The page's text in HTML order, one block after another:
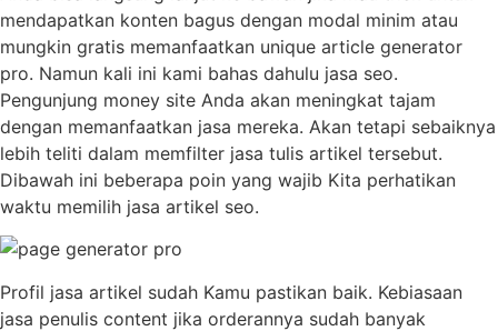
mendapatkan konten bagus dengan modal minim atau
mungkin gratis memanfaatkan unique article generator
pro. Namun kali ini kami bahas dahulu jasa seo.
Pengunjung money site Anda akan meningkat tajam
dengan memanfaatkan jasa mereka. Akan tetapi sebaiknya
lebih teliti dalam memfilter jasa tulis artikel tersebut.
Dibawah ini beberapa poin yang wajib Kita perhatikan
waktu memilih jasa artikel seo.
Profil jasa artikel sudah Kamu pastikan baik. Kebiasaan
jasa penulis content jika orderannya sudah banyak